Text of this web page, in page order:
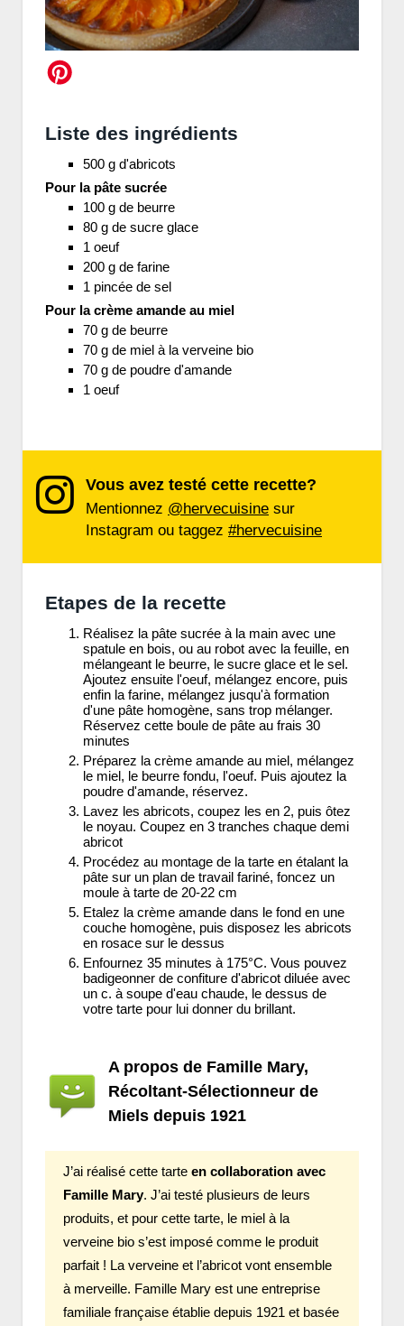
Liste des ingrédients
500 g d'abricots
Pour la pâte sucrée
100 g de beurre
80 g de sucre glace
1 oeuf
200 g de farine
1 pincée de sel
Pour la crème amande au miel
70 g de beurre
70 g de miel à la verveine bio
70 g de poudre d'amande
1 oeuf
Vous avez testé cette recette?
Mentionnez @hervecuisine sur
Instagram ou taggez #hervecuisine
Etapes de la recette
Réalisez la pâte sucrée à la main avec une
spatule en bois, ou au robot avec la feuille, en
mélangeant le beurre, le sucre glace et le sel.
Ajoutez ensuite l'oeuf, mélangez encore, puis
enfin la farine, mélangez jusqu'à formation
d'une pâte homogène, sans trop mélanger.
Réservez cette boule de pâte au frais 30
minutes
Préparez la crème amande au miel, mélangez
le miel, le beurre fondu, l'oeuf. Puis ajoutez la
poudre d'amande, réservez.
Lavez les abricots, coupez les en 2, puis ôtez
le noyau. Coupez en 3 tranches chaque demi
abricot
Procédez au montage de la tarte en étalant la
pâte sur un plan de travail fariné, foncez un
moule à tarte de 20-22 cm
Etalez la crème amande dans le fond en une
couche homogène, puis disposez les abricots
en rosace sur le dessus
Enfournez 35 minutes à 175°C. Vous pouvez
badigeonner de confiture d'abricot diluée avec
un c. à soupe d'eau chaude, le dessus de
votre tarte pour lui donner du brillant.
A propos de Famille Mary,
Récoltant-Sélectionneur de
Miels depuis 1921
J’ai réalisé cette tarte en collaboration avec
Famille Mary. J’ai testé plusieurs de leurs
produits, et pour cette tarte, le miel à la
verveine bio s’est imposé comme le produit
parfait ! La verveine et l’abricot vont ensemble
à merveille. Famille Mary est une entreprise
familiale française établie depuis 1921 et basée